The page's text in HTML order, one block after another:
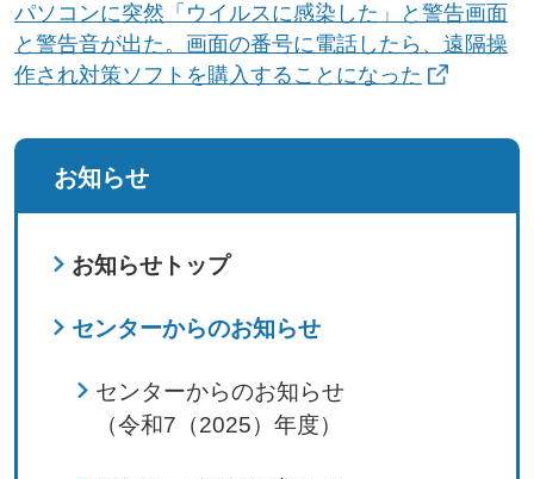
パソコンに突然「ウイルスに感染した」と警告画面
と警告音が出た。画面の番号に電話したら、遠隔操
作され対策ソフトを購入することになった
お知らせ
お知らせトップ
センターからのお知らせ
センターからのお知らせ
（令和7（2025）年度）